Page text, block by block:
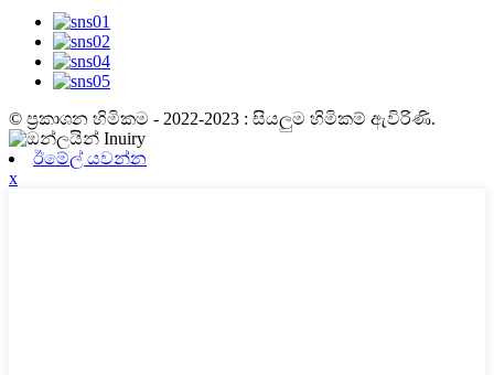
© ප්‍රකාශන හිමිකම - 2022-2023 : සියලුම හිමිකම් ඇවිරිණි.
ඊමේල් යවන්න
x